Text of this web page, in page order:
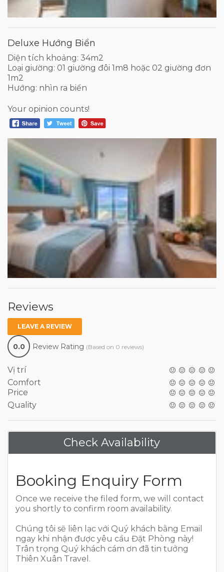
Deluxe Hướng Biển
Diện tích khoảng: 34m2
Loại giường: 01 giường đôi 1m8 hoặc 02 giường đơn
1m2
Hướng: nhìn ra biển
Your opinion counts!
Reviews
LEAVE A REVIEW
0.0 Review Rating (Based on 0 reviews)
Vị trí
Comfort
Price
Quality
Check Availability
Booking Enquiry Form
Once we receive the filed form, we will contact
you shortly to confirm room availability.
Chúng tôi sẽ liên lạc với Quý khách bằng Email
ngay khi nhận được yêu cầu Đặt Phòng này!
Trân trọng Quý khách cám ơn đã tin tưởng
Thiên Xuân Travel.